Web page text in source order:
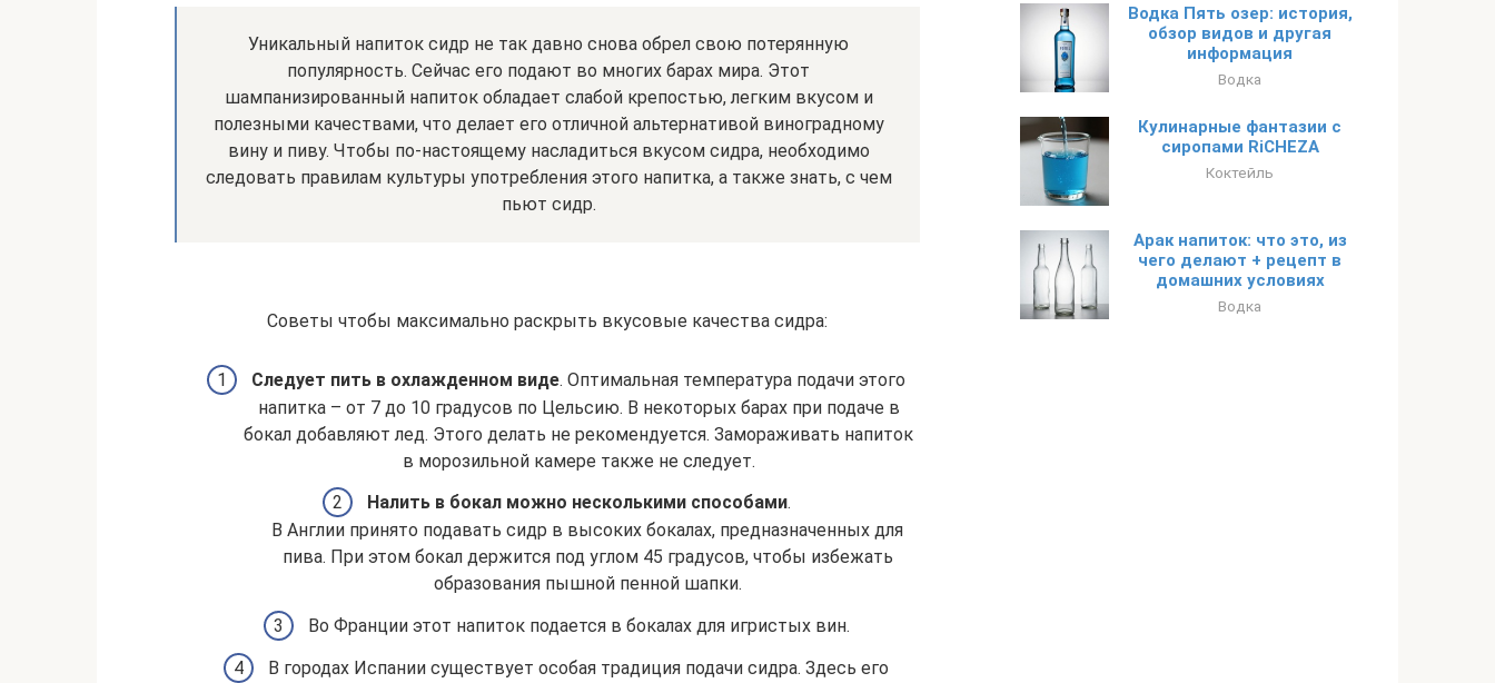
Уникальный напиток сидр не так давно снова обрел свою потерянную
популярность. Сейчас его подают во многих барах мира. Этот
шампанизированный напиток обладает слабой крепостью, легким вкусом и
полезными качествами, что делает его отличной альтернативой виноградному
вину и пиву. Чтобы по-настоящему насладиться вкусом сидра, необходимо
следовать правилам культуры употребления этого напитка, а также знать, с чем
пьют сидр.
Советы чтобы максимально раскрыть вкусовые качества сидра:
Следует пить в охлажденном виде. Оптимальная температура подачи этого
напитка – от 7 до 10 градусов по Цельсию. В некоторых барах при подаче в
бокал добавляют лед. Этого делать не рекомендуется. Замораживать напиток
в морозильной камере также не следует.
Налить в бокал можно несколькими способами.
В Англии принято подавать сидр в высоких бокалах, предназначенных для
пива. При этом бокал держится под углом 45 градусов, чтобы избежать
образования пышной пенной шапки.
Во Франции этот напиток подается в бокалах для игристых вин.
В городах Испании существует особая традиция подачи сидра. Здесь его
Водка Пять озер: история,
обзор видов и другая
информация
Водка
Кулинарные фантазии с
сиропами RiCHEZA
Коктейль
Арак напиток: что это, из
чего делают + рецепт в
домашних условиях
Водка